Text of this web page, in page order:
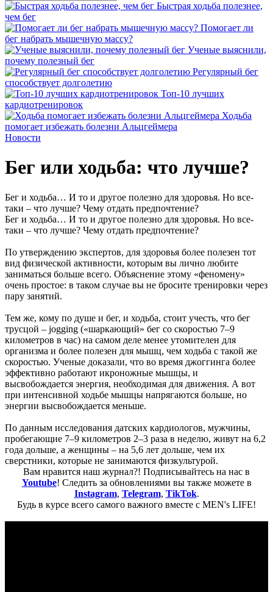
Быстрая ходьба полезнее,
чем бег
Помогает ли
бег набрать мышечную массу?
Ученые выяснили,
почему полезный бег
Регулярный бег
способствует долголетию
Топ-10 лучших
кардиотренировок
Ходьба
помогает избежать болезни Альцгеймера
Новости
Бег или ходьба: что лучше?
Бег и ходьба… И то и другое полезно для здоровья. Но все-
таки – что лучше? Чему отдать предпочтение?
Бег и ходьба… И то и другое полезно для здоровья. Но все-
таки – что лучше? Чему отдать предпочтение?
По утверждению экспертов, для здоровья более полезен тот
вид физической активности, которым вы лично любите
заниматься больше всего. Объяснение этому «феномену»
очень простое: в таком случае вы не бросите тренировки через
пару занятий.
Тем же, кому по душе и бег, и ходьба, стоит учесть, что бег
трусцой – jogging («шаркающий» бег со скоростью 7–9
километров в час) на самом деле менее утомителен для
организма и более полезен для мышц, чем ходьба с такой же
скоростью. Ученые доказали, что во время джоггинга более
эффективно работают икроножные мышцы, и
высвобождается энергия, необходимая для движения. А вот
при интенсивной ходьбе мышцы напрягаются больше, но
энергии высвобождается меньше.
По данным исследования датских кардиологов, мужчины,
пробегающие 7–9 километров 2–3 раза в неделю, живут на 6,2
года дольше, а женщины – на 5,6 лет дольше, чем их
сверстники, которые не занимаются физкультурой.
Вам нравится наш журнал?! Подписывайтесь на нас в
Youtube! Следить за обновлениями вы также можете в
Instagram, Telegram, TikTok.
Будь в курсе всего самого важного вместе с MEN's LIFE!